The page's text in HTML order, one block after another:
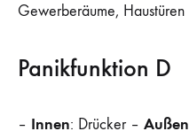
Gewerberäume, Haustüren
Panikfunktion D
– Innen: Drücker – Außen